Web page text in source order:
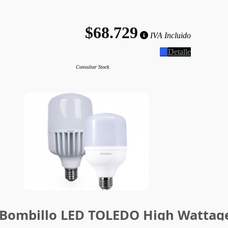
$68.729
IVA Incluido
Detalle
Consultar Stock
Bombillo LED TOLEDO High